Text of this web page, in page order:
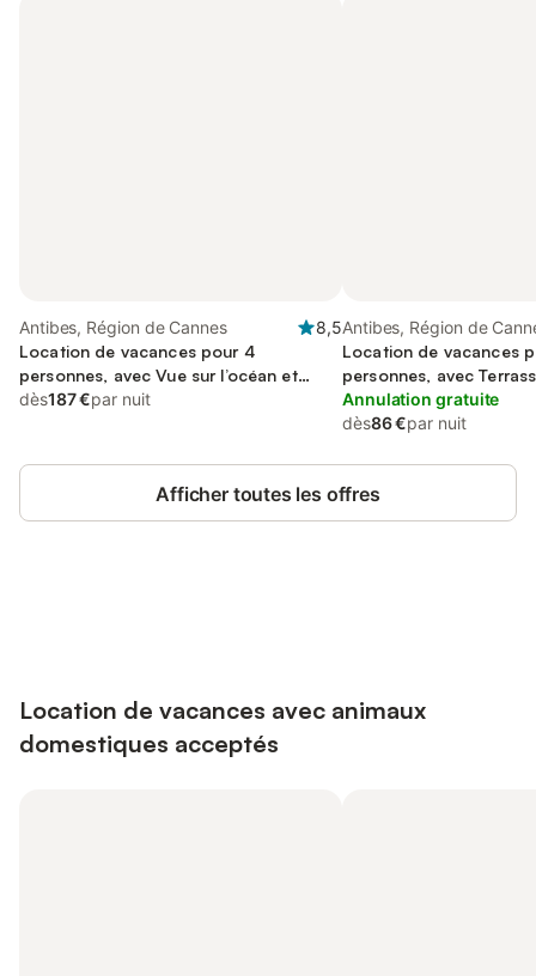
Antibes, Région de Cannes
8,5
Location de vacances pour 4
personnes, avec Vue sur l’océan et
Terrasse
dès187 €par nuit
Antibes, Région de
Location de vacances
personnes, avec
Annulation gratuite
dès86 €par nuit
Afficher toutes les offres
Location de vacances avec animaux
domestiques acceptés